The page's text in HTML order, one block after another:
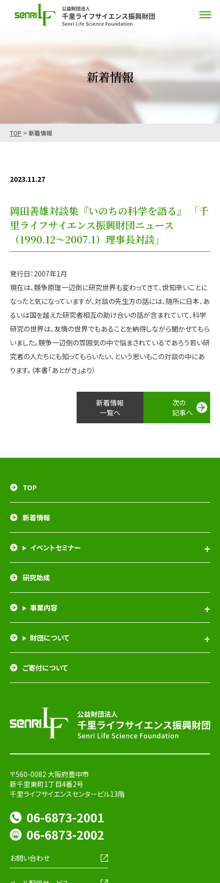
新着情報
TOP > 新着情報
2023.11.27
岡田善雄対談集『いのちの科学を語る』 「千
里ライフサイエンス振興財団ニュース
（1990.12～2007.1）理事長対談」
発行日：2007年1月
現在は、競争原理一辺倒に研究世界も変わってきて、世知辛いことに
なったと気になっていますが、対談の先生方の話には、随所に日本、あ
るいは国を越えた研究者相互の助け合いの話が含まれていて、科学
研究の世界は、友情の世界でもあることを納得しながら聞かせてもら
いました。競争一辺倒の雰囲気の中で悩まされているであろう若い研
究者の人たちにも知ってもらいたい、という思いもこの対談の中にあ
ります。（本書「あとがき」より）
新着情報
一覧へ
次の
記事へ
TOP
新着情報
イベントセミナー
研究助成
事業内容
財団について
ご寄付について
〒560-0082 大阪府豊中市
新千里東町1丁目4番2号
千里ライフサイエンスセンタービル13階
06-6873-2001
06-6873-2002
お問い合わせ